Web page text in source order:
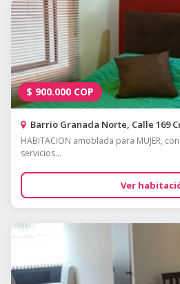
$ 900.000 COP
Barrio Granada Norte, Calle 169
HABITACION amoblada para MUJER,
servicios...
Ver